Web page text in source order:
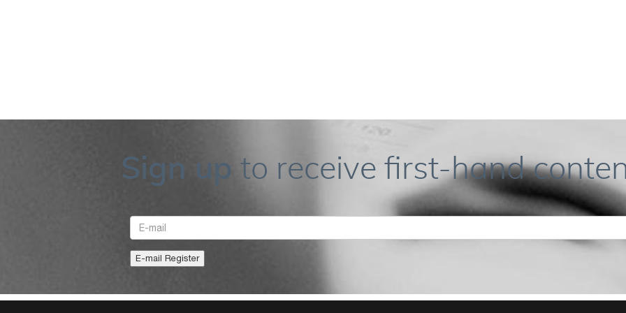
Sign up to receive first-hand
E-mail
E-mail Register